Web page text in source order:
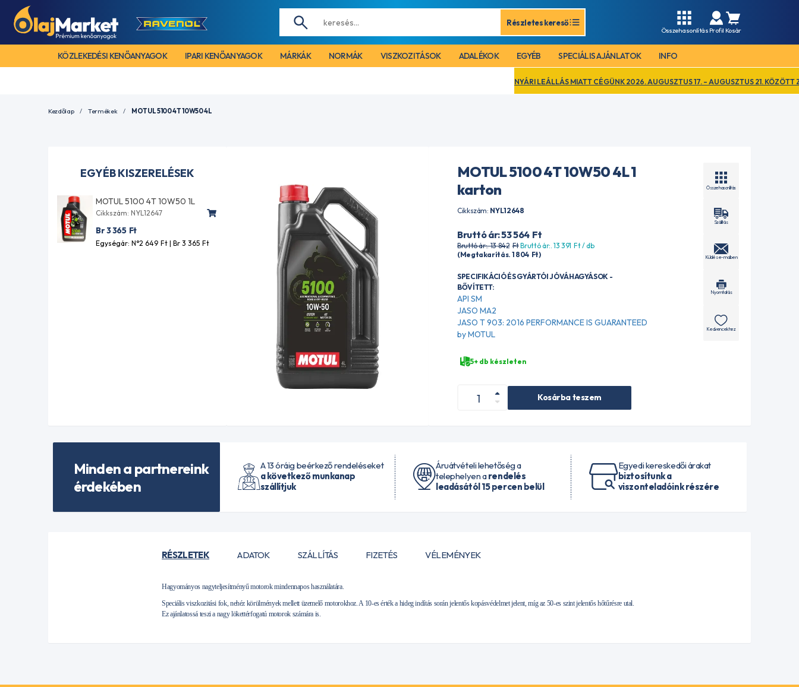
Részletes kereső
Összehasonlítás Profil Kosár
KÖZLEKEDÉSI KENŐANYAGOK IPARI KENŐANYAGOK MÁRKÁK NORMÁK VISZKOZITÁSOK ADALÉKOK EGYÉB SPECIÁLIS AJÁNLATOK INFO
NYÁRI LEÁLLÁS MIATT CÉGÜNK 2026. AUGUSZTUS 17. – AUGUSZTUS 21. KÖZÖTT ZÁRVA TART.
Kezdőlap Termékek MOTUL 5100 4T 10W50 4L
EGYÉB KISZERELÉSEK
MOTUL 5100 4T 10W50 1L
Cikkszám: NYL12647
Br 3 365 Ft
Egységár: N°2 649 Ft | Br 3 365 Ft
MOTUL 5100 4T 10W50 4L 1
karton
Cikkszám: NYL12648
Bruttó ár: 53 564 Ft
Bruttó ár:. 13 842 FtBruttó ár:. 13 391 Ft/ db
(Megtakarítás. 1 804 Ft)
SPECIFIKÁCIÓ ÉS GYÁRTÓI JÓVÁHAGYÁSOK -
BŐVÍTETT:
API SM
JASO MA2
JASO T 903: 2016 PERFORMANCE IS GUARANTEED
by MOTUL
5+ db készleten
Kosárba teszem
Összehasonlítás
Szállítás
Küldés e-mailben
Nyomtatás
Kedvencekhez
Minden a partnereink
érdekében
A 13 óráig beérkező rendeléseket
a következő munkanap
szállítjuk
Áruátvételi lehetőség a
telephelyen arendelés
leadásától 15 percen belül
Egyedi kereskedői árakat
biztosítunk a
viszonteladóink részére
RÉSZLETEK ADATOK SZÁLLÍTÁS FIZETÉS VÉLEMÉNYEK
Hagyományos nagyteljesítményű motorok mindennapos használatára.
Speciális viszkozitási fok, nehéz körülmények mellett üzemelő motorokhoz. A 10-es érték a hideg indítás során jelentős kopásvédelmet jelent, míg az 50-es szint jelentős hőtűrésre utal.
Ez ajánlatossá teszi a nagy lökettérfogatú motorok számára is.